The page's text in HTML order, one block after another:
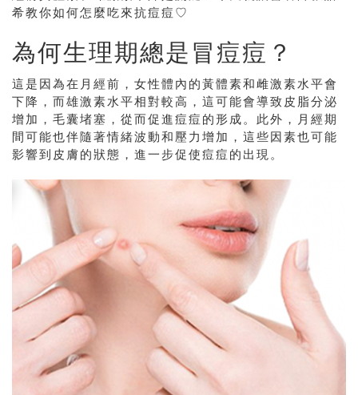
希教你如何怎麼吃來抗痘痘♡
為何生理期總是冒痘痘？
這是因為在月經前，女性體內的黃體素和雌激素水平會
下降，而雄激素水平相對較高，這可能會導致皮脂分泌
增加，毛囊堵塞，從而促進痘痘的形成。此外，月經期
間可能也伴隨著情緒波動和壓力增加，這些因素也可能
影響到皮膚的狀態，進一步促使痘痘的出現。